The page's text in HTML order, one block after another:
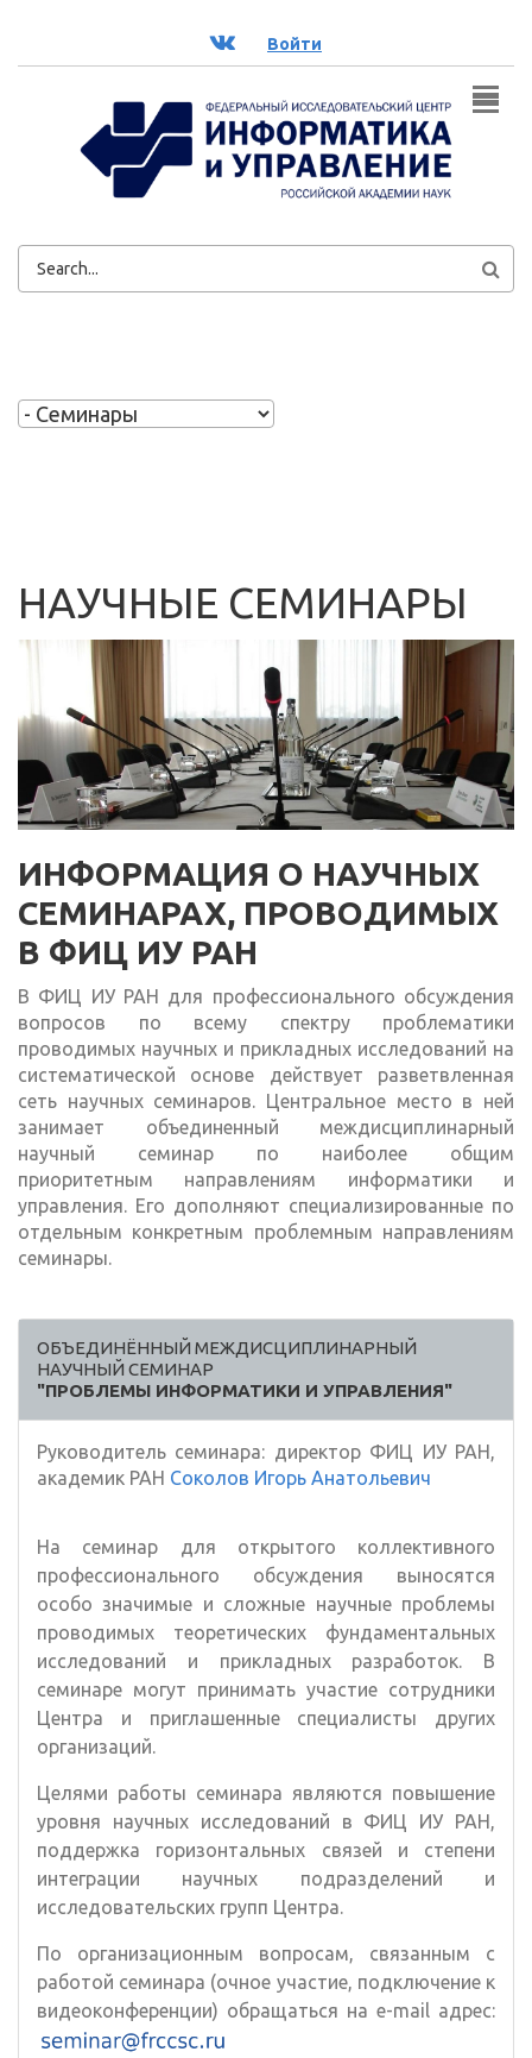
ВК Войти
ФОРМА
НАУЧНЫЕ СЕМИНАРЫ
ИНФОРМАЦИЯ О НАУЧНЫХ
СЕМИНАРАХ, ПРОВОДИМЫХ
В ФИЦ ИУ РАН
В ФИЦ ИУ РАН для профессионального обсуждения
вопросов по всему спектру проблематики
проводимых научных и прикладных исследований на
систематической основе действует разветвленная
сеть научных семинаров. Центральное место в ней
занимает объединенный междисциплинарный
научный семинар по наиболее общим
приоритетным направлениям информатики и
управления. Его дополняют специализированные по
отдельным конкретным проблемным направлениям
семинары.
ОБЪЕДИНЁННЫЙ МЕЖДИСЦИПЛИНАРНЫЙ
НАУЧНЫЙ СЕМИНАР
"ПРОБЛЕМЫ ИНФОРМАТИКИ И УПРАВЛЕНИЯ"
Руководитель семинара: директор ФИЦ ИУ РАН,
академик РАН Соколов Игорь Анатольевич
На семинар для открытого коллективного
профессионального обсуждения выносятся
особо значимые и сложные научные проблемы
проводимых теоретических фундаментальных
исследований и прикладных разработок. В
семинаре могут принимать участие сотрудники
Центра и приглашенные специалисты других
организаций.
Целями работы семинара являются повышение
уровня научных исследований в ФИЦ ИУ РАН,
поддержка горизонтальных связей и степени
интеграции научных подразделений и
исследовательских групп Центра.
По организационным вопросам, связанным с
работой семинара (очное участие, подключение к
видеоконференции) обращаться на e-mail адрес: